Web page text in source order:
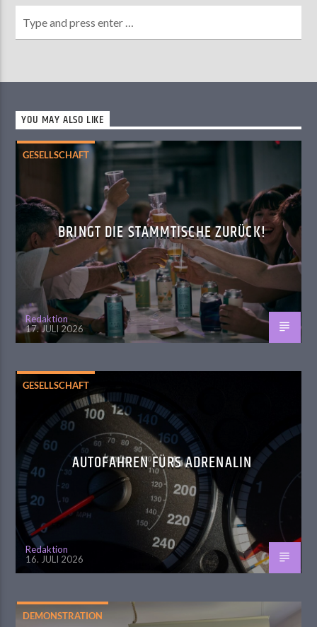
YOU MAY ALSO LIKE
GESELLSCHAFT
BRINGT DIE STAMMTISCHE ZURÜCK!
Redaktion
17. JULI 2026
GESELLSCHAFT
AUTOFAHREN FÜRS ADRENALIN
Redaktion
16. JULI 2026
DEMONSTRATION